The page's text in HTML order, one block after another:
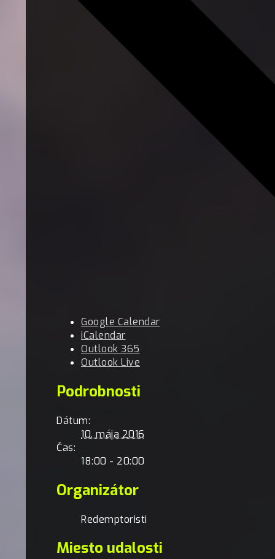
Google Calendar
iCalendar
Outlook 365
Outlook Live
Podrobnosti
Dátum:
10. mája 2016
Čas:
18:00 - 20:00
Organizátor
Redemptoristi
Miesto udalosti